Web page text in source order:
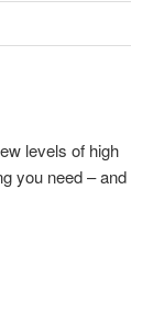
levels of high
you need – and